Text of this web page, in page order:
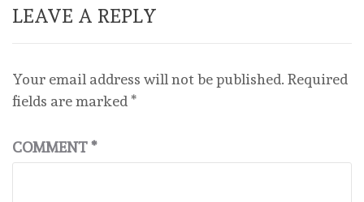
LEAVE A REPLY
Your email address will not be published. Required
fields are marked*
COMMENT*